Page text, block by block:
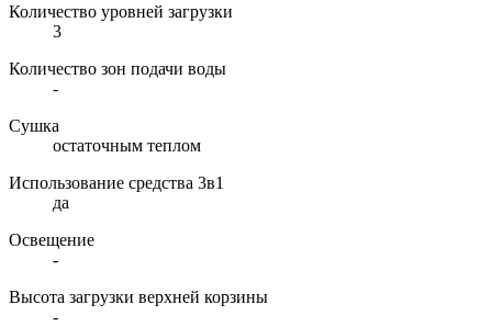
Количество уровней загрузки
3
Количество зон подачи воды
-
Сушка
остаточным теплом
Использование средства 3в1
да
Освещение
-
Высота загрузки верхней корзины
-